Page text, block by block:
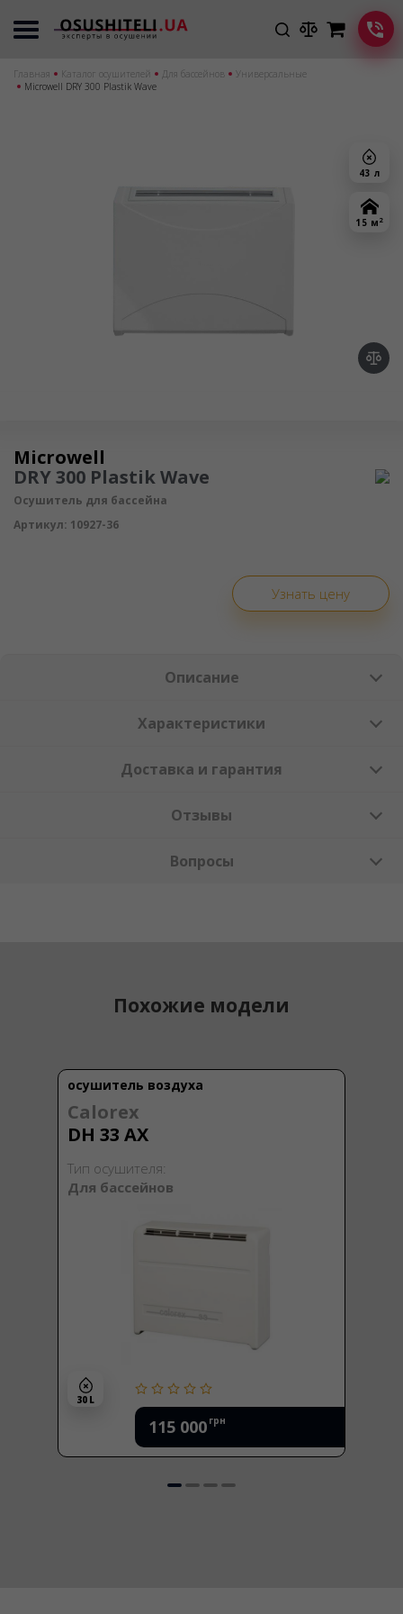
Главная Каталог осушителей Для бассейнов
Универсальные
Microwell DRY 300 Plastik Wave
43 л
15 м 2
Осушитель воздуха
Microwell
DRY 300 Plastik Wave
Осушитель для бассейна
Артикул: 10927-36
Узнать цену
Описание
Характеристики
Доставка и гарантия
Отзывы
Вопросы
Похожие модели
осушитель воздуха
Calorex
DH 33 AX
Тип осушителя:
Для бассейнов
115 000 грн
30 L